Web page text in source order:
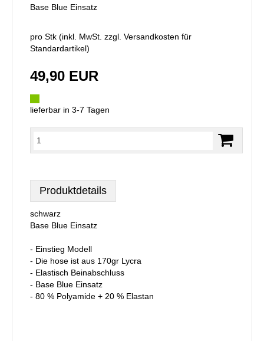
Base Blue Einsatz
pro Stk (inkl. MwSt. zzgl. Versandkosten für
Standardartikel)
49,90 EUR
lieferbar in 3-7 Tagen
Produktdetails
schwarz
Base Blue Einsatz
- Einstieg Modell
- Die hose ist aus 170gr Lycra
- Elastisch Beinabschluss
- Base Blue Einsatz
- 80 % Polyamide + 20 % Elastan